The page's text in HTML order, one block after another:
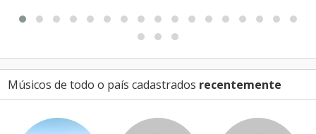
Músicos de todo o país cadastrados recentemente